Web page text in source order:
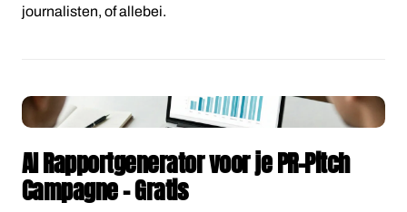
journalisten, of allebei.
AI Rapportgenerator voor je PR-Pitch
Campagne – Gratis